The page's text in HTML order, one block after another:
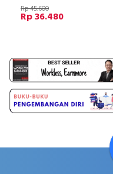
Rp 45.600
Rp 36.480